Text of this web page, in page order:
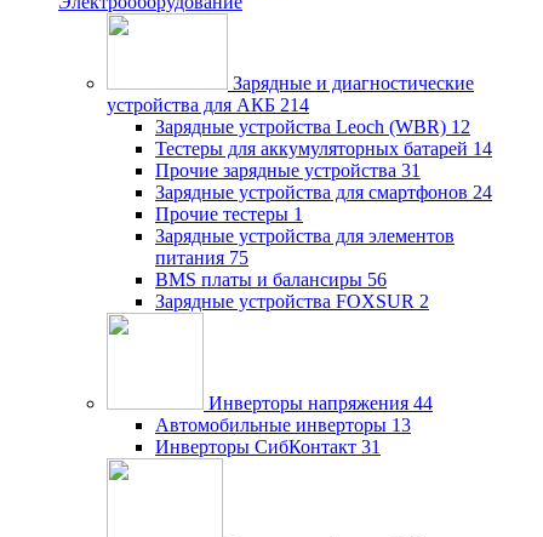
Зарядные и диагностические
устройства для АКБ 214
Зарядные устройства Leoch (WBR) 12
Тестеры для аккумуляторных батарей 14
Прочие зарядные устройства 31
Зарядные устройства для смартфонов 24
Прочие тестеры 1
Зарядные устройства для элементов
питания 75
BMS платы и балансиры 56
Зарядные устройства FOXSUR 2
Инверторы напряжения 44
Автомобильные инверторы 13
Инверторы СибКонтакт 31